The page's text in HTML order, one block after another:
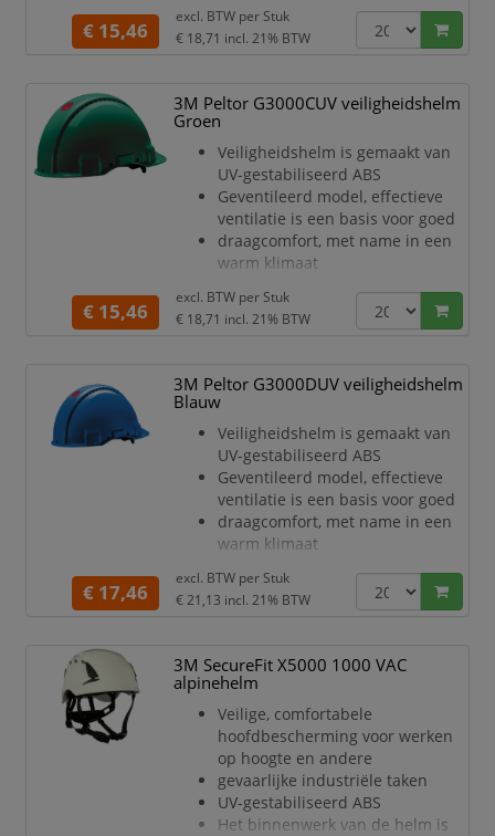
synthetische zweetband voor
meer comfort
Helm is voorzien van een 4-punts
textielen binnenwerk
een pinlock schuifinstelling
De Uvicator sensorschijf vertelt u
wanneer de helm vervangen
moet
worden
D
€ 15,46
excl. BTW per Stuk
€ 18,71 incl. 21% BTW
3M Peltor G3000CUV veiligheidshelm
Groen
Veiligheidshelm is gemaakt van
UV-gestabiliseerd ABS
Geventileerd model, effectieve
ventilatie is een basis voor goed
draagcomfort, met name in een
warm klimaat
synthetische zweetband voor
meer comfort
Helm is voorzien van een 4-punts
textielen binnenwerk
een pinlock schuifinstelling
De Uvicator sensorschijf vertelt u
wanneer de helm vervangen
moet
worden
D
€ 15,46
excl. BTW per Stuk
€ 18,71 incl. 21% BTW
3M Peltor G3000DUV veiligheidshelm
Blauw
Veiligheidshelm is gemaakt van
UV-gestabiliseerd ABS
Geventileerd model, effectieve
ventilatie is een basis voor goed
draagcomfort, met name in een
warm klimaat
lederen zweetband voor meer
comfort en
Helm is voorzien van een 4-punts
textielen binnenwerk
een pinlock schuifinstelling
De Uvicator sensorschijf vertelt u
wanneer de helm vervangen
moet
worden
De zac
€ 17,46
excl. BTW per Stuk
€ 21,13 incl. 21% BTW
3M SecureFit X5000 1000 VAC
alpinehelm
Veilige, comfortabele
hoofdbescherming voor werken
op hoogte en andere
gevaarlijke industriële taken
UV-gestabiliseerd ABS
Het binnenwerk van de helm is